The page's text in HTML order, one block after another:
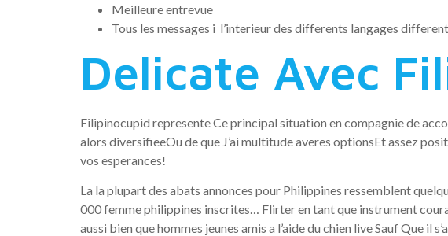
Meilleure entrevue
Tous les messages i l’interieur des differents langages
Delicate Avec
Filipinocupid represente Ce principal situation en compagnie de
alors diversifieeOu de que J’ai multitude averes optionsEt assez
vos esperances!
La la plupart des abats annonces pour Philippines ressemblent
000 femme philippines inscrites… Flirter en tant que instrument
aussi bien que hommes jeunes amis a l’aide du chien live Sauf Que